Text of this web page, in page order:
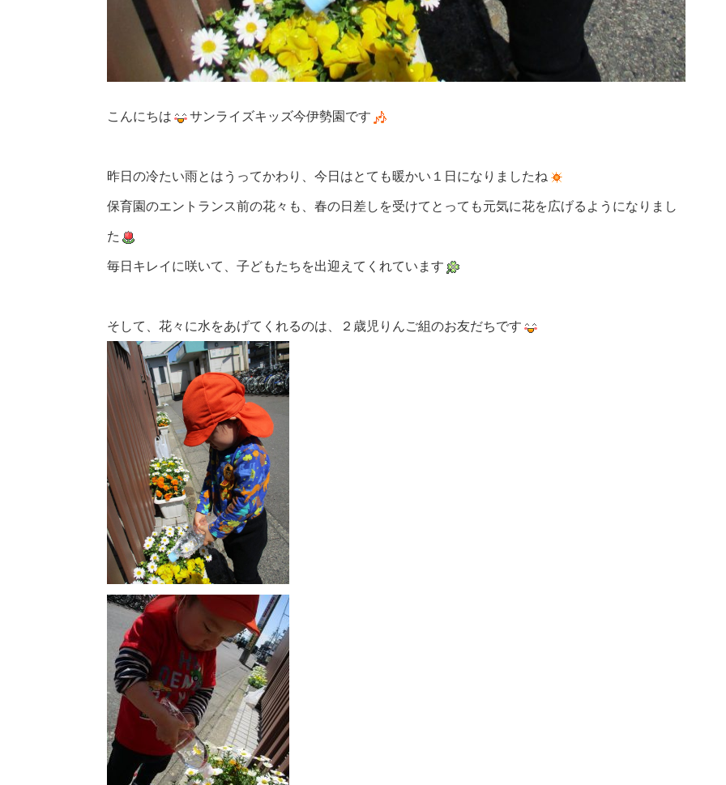
こんにちは サンライズキッズ今伊勢園です
昨日の冷たい雨とはうってかわり、今日はとても暖かい１日になりましたね
保育園のエントランス前の花々も、春の日差しを受けてとっても元気に花を広げるようになりまし
た
毎日キレイに咲いて、子どもたちを出迎えてくれています
そして、花々に水をあげてくれるのは、２歳児りんご組のお友だちです